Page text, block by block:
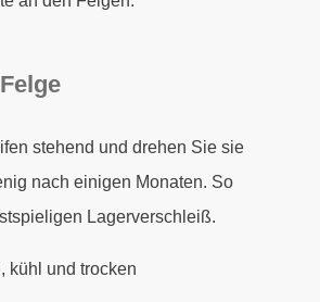
stehend und drehen Sie sie
nach einigen Monaten. So
Lagerverschleiß.
kühl und trocken